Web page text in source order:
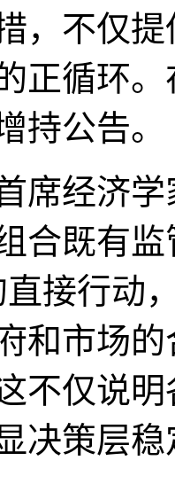
，不仅
正循环
持公告。
经济学
合既有
直接行动
和市场
不仅说
决策层